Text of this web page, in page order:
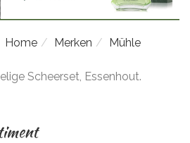
Home Merken
Mühle
Scheerset, Essenhout.